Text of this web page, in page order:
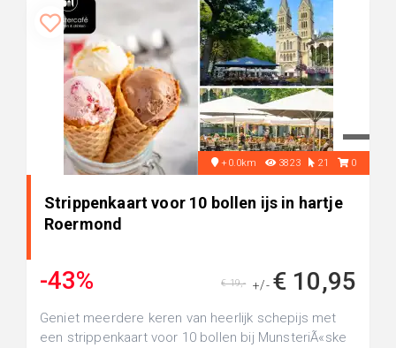
+0.0km 3823 21 0
Strippenkaart voor 10 bollen ijs in hartje
Roermond
-43% +/- € 10,95
€ 19,-
Geniet meerdere keren van heerlijk schepijs met
een strippenkaart voor 10 bollen bij MunsteriÃ«ske